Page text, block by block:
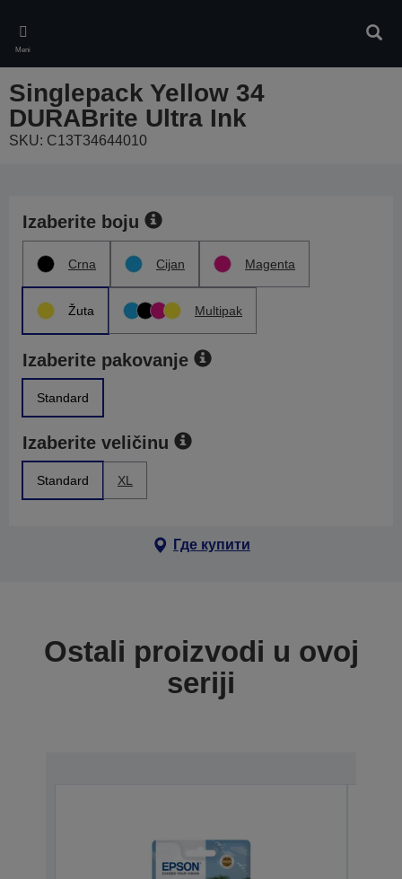
main
content
Meni
Singlepack Yellow 34
DURABrite Ultra Ink
SKU: C13T34644010
Izaberite boju
Crna Cijan Magenta
Žuta Multipak
Izaberite pakovanje
Standard
Izaberite veličinu
Standard XL
Где купити
Ostali proizvodi u ovoj
seriji